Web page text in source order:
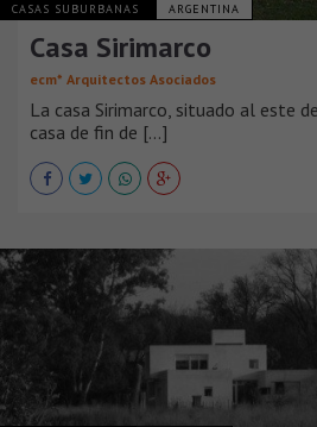
CASAS SUBURBANAS ARGENTINA
Casa Sirimarco
ecm* Arquitectos Asociados
La casa Sirimarco, situado al este
casa de fin de [...]